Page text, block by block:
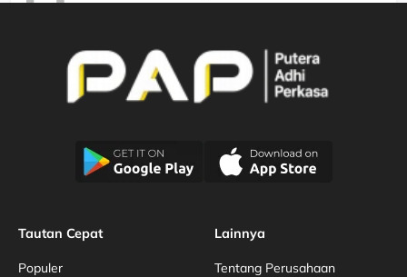
Tautan Cepat
Populer
Lainnya
Tentang Perusahaan